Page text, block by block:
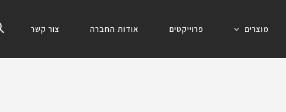
מוצרים פרוייקטים אודות החברה צור קשר